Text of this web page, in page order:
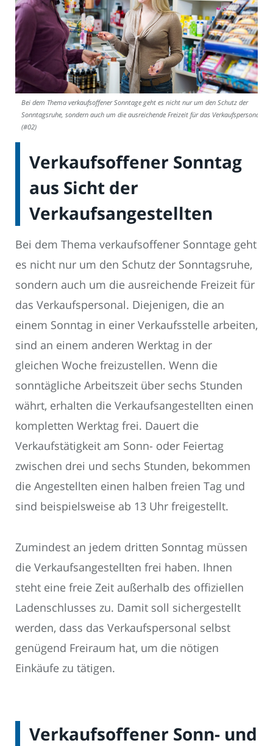
Bei dem Thema verkaufsoffener Sonntage geht es nicht nur um den Schutz der
Sonntagsruhe, sondern auch um die ausreichende Freizeit für das Verkaufspersonal.
(#02)
Verkaufsoffener Sonntag
aus Sicht der
Verkaufsangestellten
Bei dem Thema verkaufsoffener Sonntage geht
es nicht nur um den Schutz der Sonntagsruhe,
sondern auch um die ausreichende Freizeit für
das Verkaufspersonal. Diejenigen, die an
einem Sonntag in einer Verkaufsstelle arbeiten,
sind an einem anderen Werktag in der
gleichen Woche freizustellen. Wenn die
sonntägliche Arbeitszeit über sechs Stunden
währt, erhalten die Verkaufsangestellten einen
kompletten Werktag frei. Dauert die
Verkaufstätigkeit am Sonn- oder Feiertag
zwischen drei und sechs Stunden, bekommen
die Angestellten einen halben freien Tag und
sind beispielsweise ab 13 Uhr freigestellt.
Zumindest an jedem dritten Sonntag müssen
die Verkaufsangestellten frei haben. Ihnen
steht eine freie Zeit außerhalb des offiziellen
Ladenschlusses zu. Damit soll sichergestellt
werden, dass das Verkaufspersonal selbst
genügend Freiraum hat, um die nötigen
Einkäufe zu tätigen.
Verkaufsoffener Sonn- und